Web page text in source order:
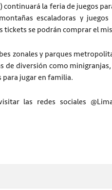
continuará la feria de juegos
escaladoras y
tickets se podrán comprar el
zonales y parques
diversión como minigranjas,
para jugar en familia.
las redes sociales